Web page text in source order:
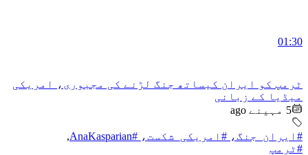
01:30
ٹرمپ کو ایران کیساتھ جنگ لڑنے کی مجبوری، امریکی
میڈیا کے زبانی
5 مہینے ago
#ایران_جنگ، #امریکی_شکست، #AnaKasparian
,
#ٹرمپ